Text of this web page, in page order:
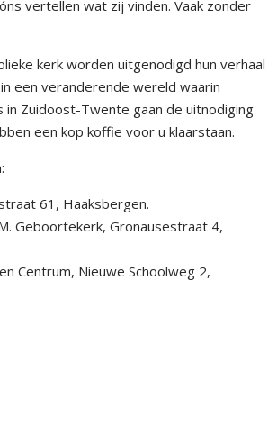
vertellen wat zij vinden. Vaak zonder
kerk worden uitgenodigd hun verhaal
een veranderende wereld waarin
in Zuidoost-Twente gaan de uitnodiging
een kop koffie voor u klaarstaan.
61, Haaksbergen.
Geboortekerk, Gronausestraat 4,
Centrum, Nieuwe Schoolweg 2,